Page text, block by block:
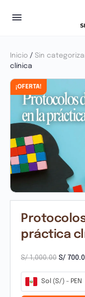
Inicio / Sin
clínica
¡OFERTA!
práctica
S/1,000.00 S/
Sol (S/) - PEN